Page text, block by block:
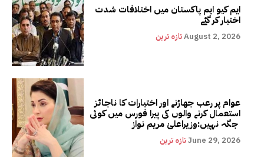
ایم کیو ایم پاکستان میں اختلافات شدت
اختیار کر گئے
تازہ ترینAugust 2, 2026
عوام پر رعب جھاڑنے اور اختیارات کا ناجائز
استعمال کرنے والوں کی پیرا فورس میں کوئی
تازہ ترینJune 29, 2026